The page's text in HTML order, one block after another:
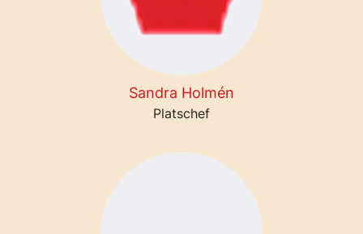
Sandra Holmén
Platschef